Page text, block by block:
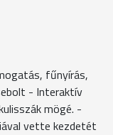
fűnyírás,
- Interaktív
mögé. -
vette kezdetét